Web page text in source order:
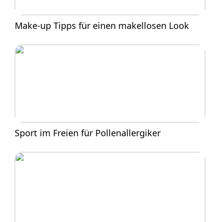
Make-up Tipps für einen makellosen Look
Sport im Freien für Pollenallergiker